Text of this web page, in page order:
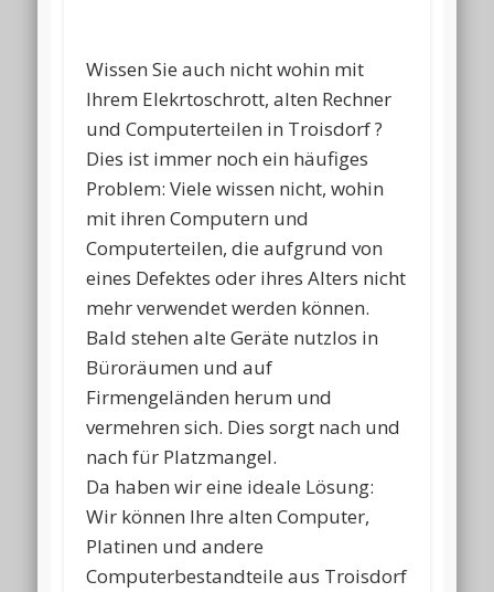
Wissen Sie auch nicht wohin mit
Ihrem Elekrtoschrott, alten Rechner
und Computerteilen in Troisdorf ?
Dies ist immer noch ein häufiges
Problem: Viele wissen nicht, wohin
mit ihren Computern und
Computerteilen, die aufgrund von
eines Defektes oder ihres Alters nicht
mehr verwendet werden können.
Bald stehen alte Geräte nutzlos in
Büroräumen und auf
Firmengeländen herum und
vermehren sich. Dies sorgt nach und
nach für Platzmangel.
Da haben wir eine ideale Lösung:
Wir können Ihre alten Computer,
Platinen und andere
Computerbestandteile aus Troisdorf